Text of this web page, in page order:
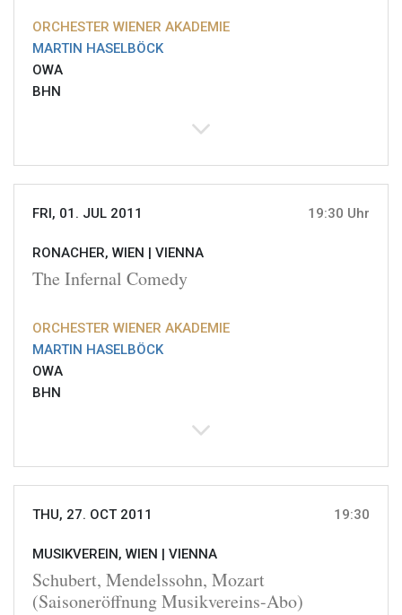
ORCHESTER WIENER AKADEMIE
MARTIN HASELBÖCK
OWA
BHN
FRI, 01. JUL 2011 19:30 Uhr
RONACHER, WIEN | VIENNA
The Infernal Comedy
ORCHESTER WIENER AKADEMIE
MARTIN HASELBÖCK
OWA
BHN
THU, 27. OCT 2011 19:30
MUSIKVEREIN, WIEN | VIENNA
Schubert, Mendelssohn, Mozart
(Saisoneröffnung Musikvereins-Abo)